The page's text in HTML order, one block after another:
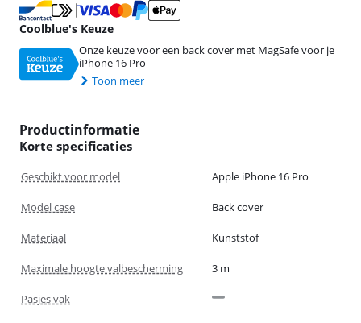
Coolblue's Keuze
Onze keuze voor een back cover met MagSafe voor je
iPhone 16 Pro
Toon meer
Productinformatie
Korte specificaties
Geschikt voor model Apple iPhone 16 Pro
Model case Back cover
Materiaal Kunststof
Maximale hoogte valbescherming 3 m
Pasjes vak